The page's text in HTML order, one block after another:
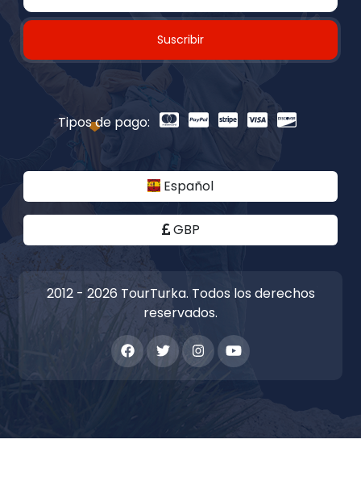
Suscribir
Tipos de pago:
Español
GBP
2012 - 2026 TourTurka. Todos los derechos
reservados.